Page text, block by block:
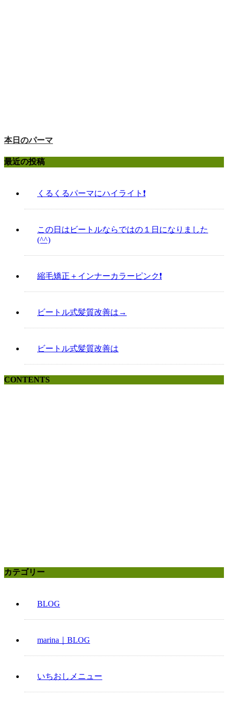
本日のパーマ
最近の投稿
くるくるパーマにハイライト❗️
この日はビートルならではの１日になりました
(^^)
縮毛矯正＋インナーカラーピンク❗️
ビートル式髪質改善は→
ビートル式髪質改善は
CONTENTS
カテゴリー
BLOG
marina｜BLOG
いちおしメニュー